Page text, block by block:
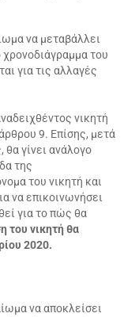
να μεταβάλλει
χρονοδιάγραμμα του
για τις αλλαγές
νικητή
9. Επίσης, μετά
θα γίνει ανάλογο
της
του νικητή και
να επικοινωνήσει
για το πώς θα
του νικητή θα
2020.
να αποκλείσει